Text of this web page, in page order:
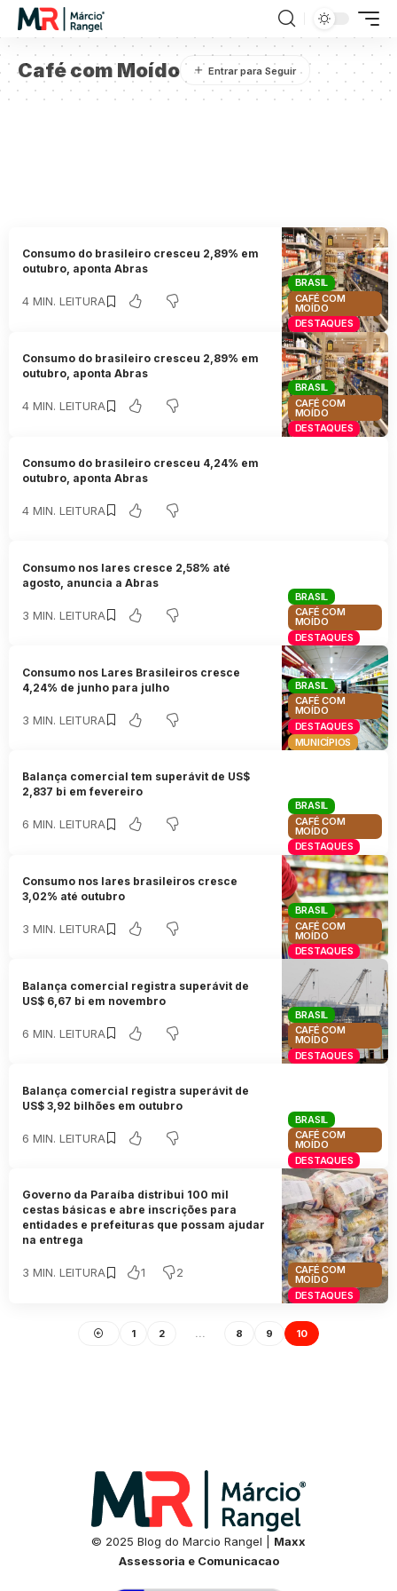
Café com Moído
BRASIL
CAFÉ COM
MOÍDO
DESTAQUES
Consumo do brasileiro cresceu 2,89% em
outubro, aponta Abras
4 MIN. LEITURA
BRASIL
CAFÉ COM
MOÍDO
DESTAQUES
Consumo do brasileiro cresceu 2,89% em
outubro, aponta Abras
4 MIN. LEITURA
Consumo do brasileiro cresceu 4,24% em
outubro, aponta Abras
4 MIN. LEITURA
BRASIL
CAFÉ COM
MOÍDO
DESTAQUES
Consumo nos lares cresce 2,58% até
agosto, anuncia a Abras
3 MIN. LEITURA
BRASIL
CAFÉ COM
MOÍDO
DESTAQUES
MUNICÍPIOS
Consumo nos Lares Brasileiros cresce
4,24% de junho para julho
3 MIN. LEITURA
BRASIL
CAFÉ COM
MOÍDO
DESTAQUES
Balança comercial tem superávit de US$
2,837 bi em fevereiro
6 MIN. LEITURA
BRASIL
CAFÉ COM
MOÍDO
DESTAQUES
Consumo nos lares brasileiros cresce
3,02% até outubro
3 MIN. LEITURA
BRASIL
CAFÉ COM
MOÍDO
DESTAQUES
Balança comercial registra superávit de
US$ 6,67 bi em novembro
6 MIN. LEITURA
BRASIL
CAFÉ COM
MOÍDO
DESTAQUES
Balança comercial registra superávit de
US$ 3,92 bilhões em outubro
6 MIN. LEITURA
CAFÉ COM
MOÍDO
DESTAQUES
Governo da Paraíba distribui 100 mil
cestas básicas e abre inscrições para
entidades e prefeituras que possam ajudar
na entrega
3 MIN. LEITURA 1 2
1 2 … 8 9 10
© 2025 Blog do Marcio Rangel | Maxx
Assessoria e Comunicacao